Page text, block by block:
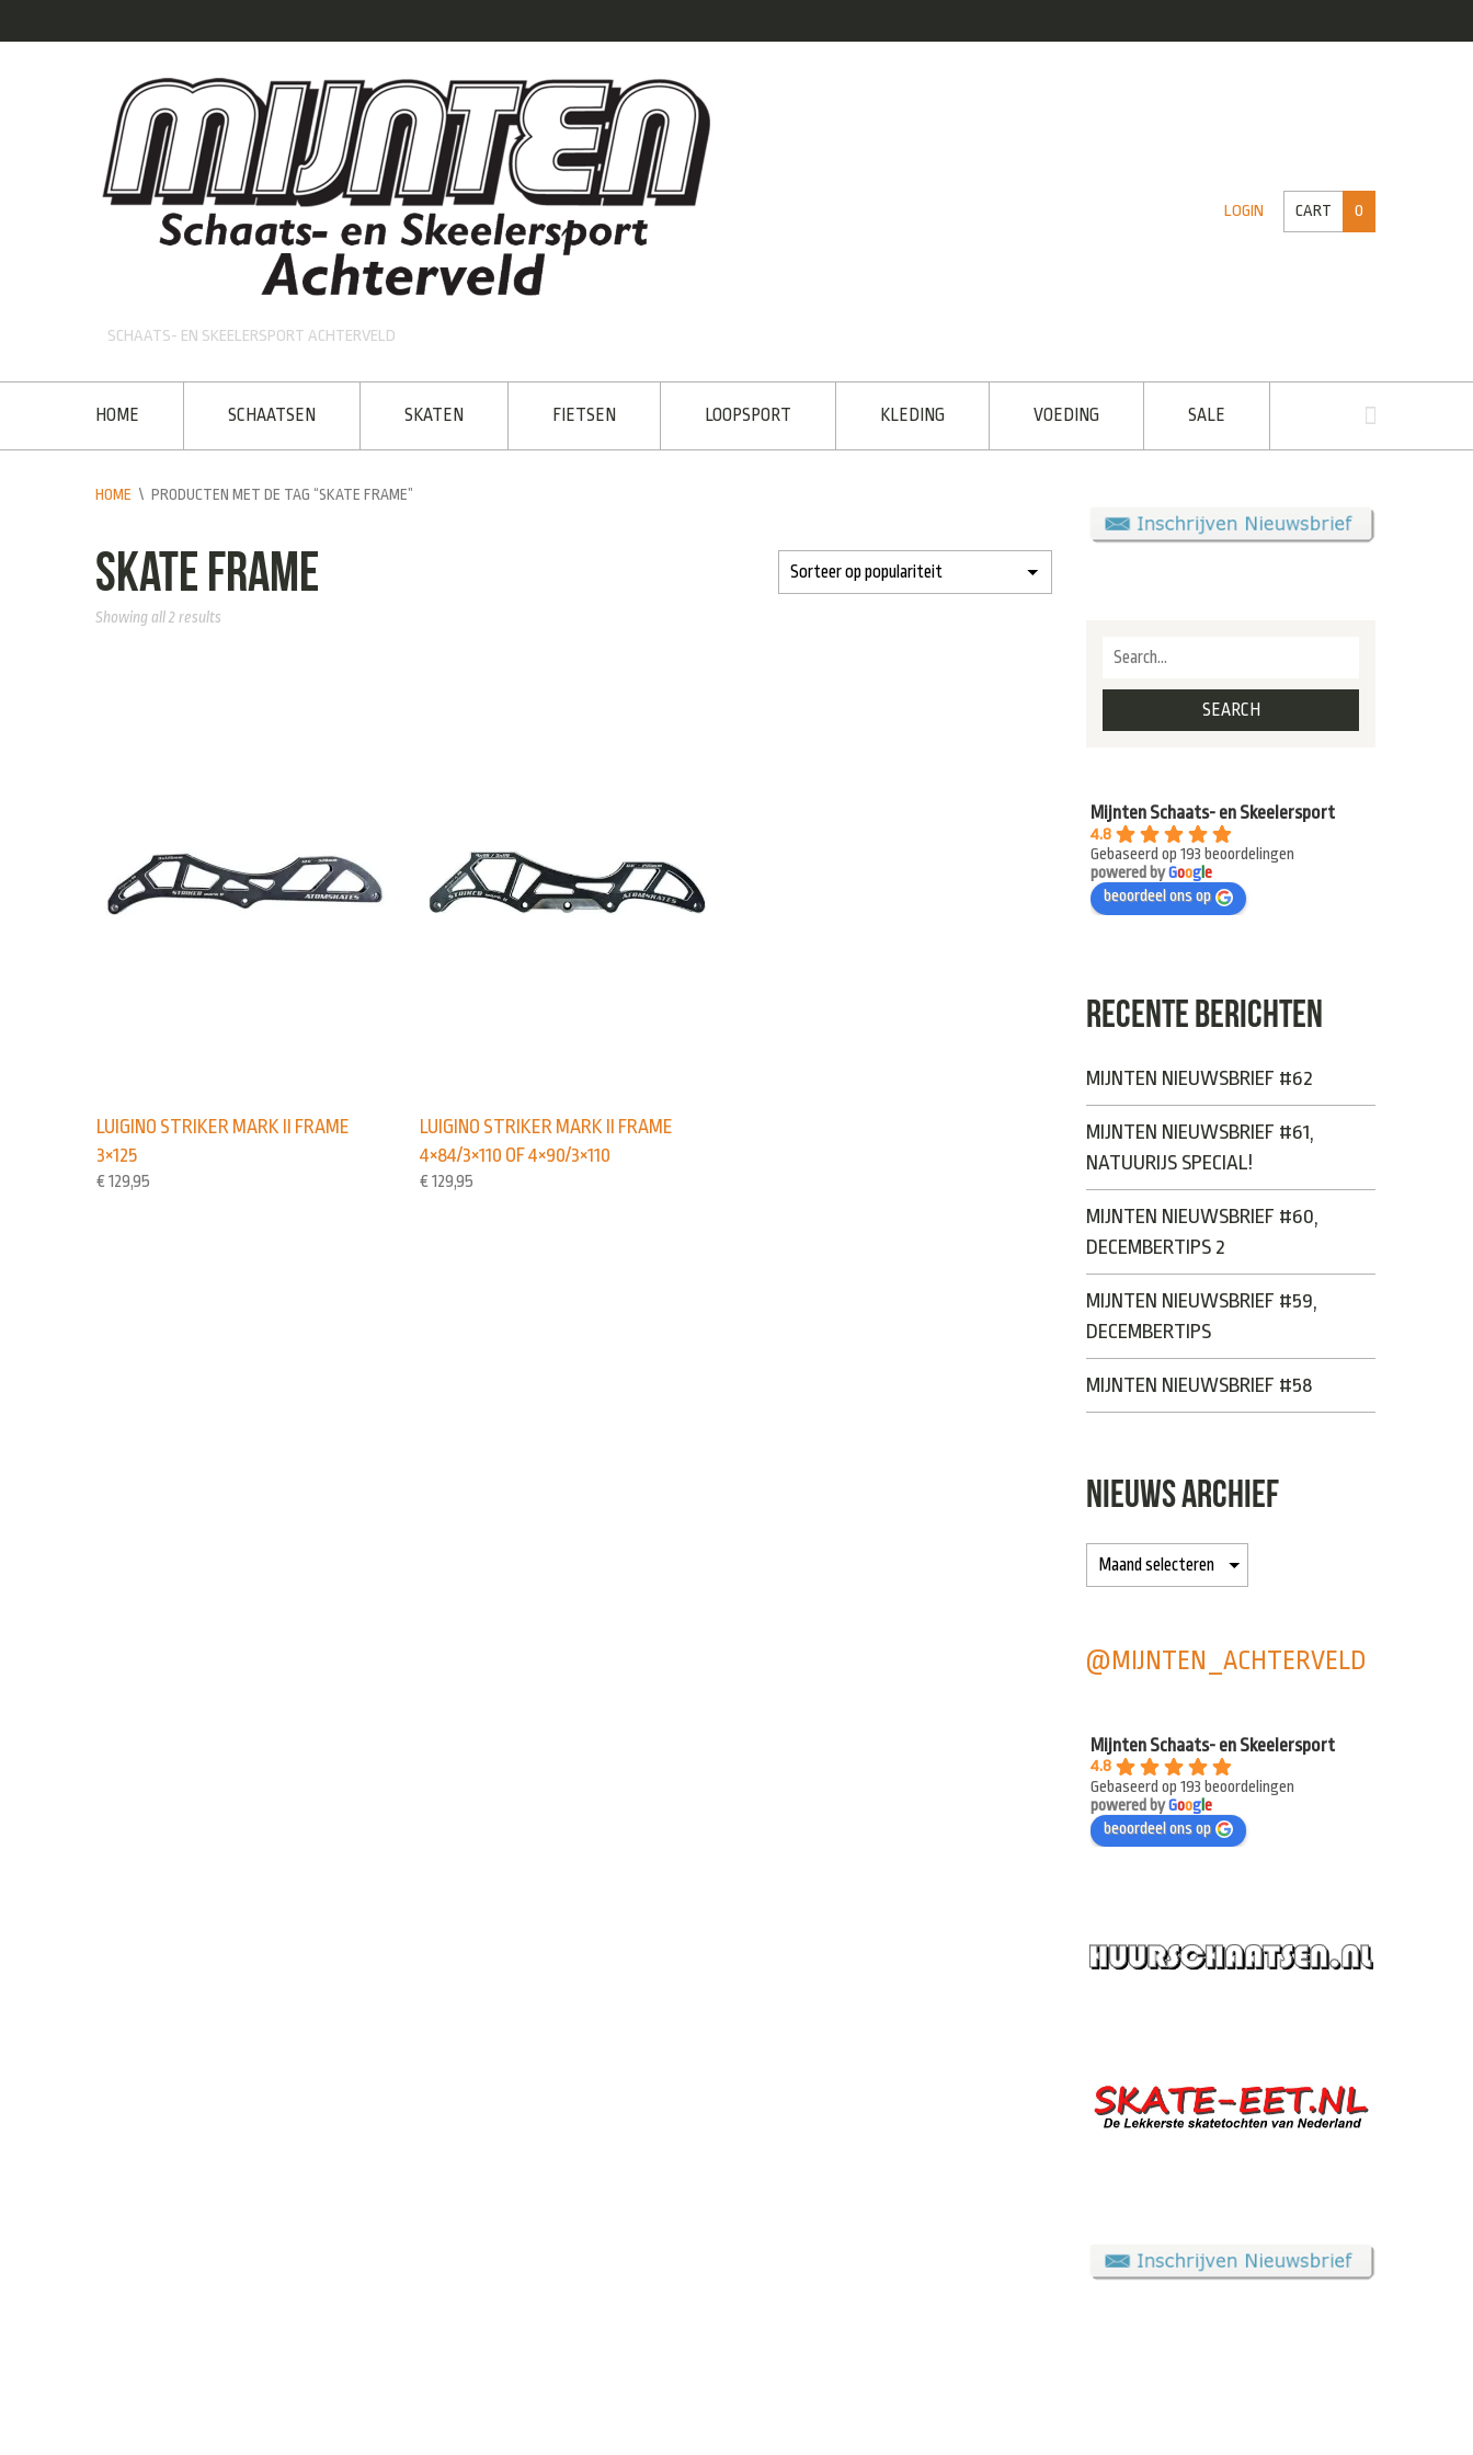
SCHAATS- EN SKEELERSPORT ACHTERVELD
LOGIN CART 0
HOME SCHAATSEN SKATEN FIETSEN LOOPSPORT KLEDING VOEDING SALE
HOME \ PRODUCTEN MET DE TAG “SKATE FRAME”
skate frame
Showing all 2 results
LUIGINO STRIKER MARK II FRAME
3×125
€ 129,95
LUIGINO STRIKER MARK II FRAME
4×84/3×110 OF 4×90/3×110
€ 129,95
Mijnten Schaats- en Skeelersport
4.8
Gebaseerd op 193 beoordelingen
powered byGoogle
beoordeel ons op
RECENTE BERICHTEN
MIJNTEN NIEUWSBRIEF #62
MIJNTEN NIEUWSBRIEF #61,
NATUURIJS SPECIAL!
MIJNTEN NIEUWSBRIEF #60,
DECEMBERTIPS 2
MIJNTEN NIEUWSBRIEF #59,
DECEMBERTIPS
MIJNTEN NIEUWSBRIEF #58
NIEUWS ARCHIEF
@MIJNTEN_ACHTERVELD
Mijnten Schaats- en Skeelersport
4.8
Gebaseerd op 193 beoordelingen
powered byGoogle
beoordeel ons op